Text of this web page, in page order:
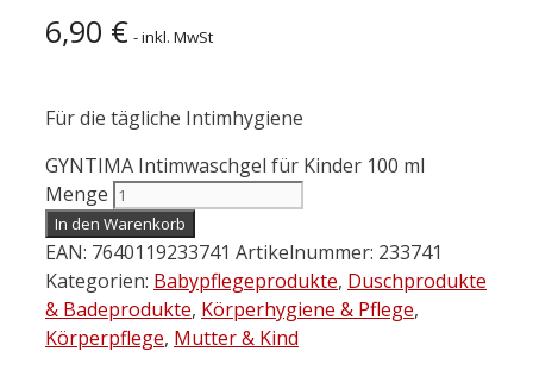
6,90 € - inkl. MwSt
Für die tägliche Intimhygiene
GYNTIMA Intimwaschgel für Kinder 100 ml
Menge
In den Warenkorb
EAN: 7640119233741 Artikelnummer: 233741
Kategorien: Babypflegeprodukte, Duschprodukte
& Badeprodukte, Körperhygiene & Pflege,
Körperpflege, Mutter & Kind